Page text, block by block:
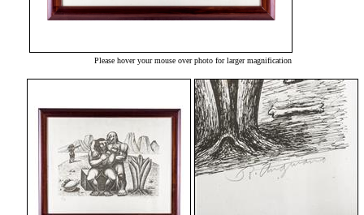
Please hover your mouse over photo for larger magnification